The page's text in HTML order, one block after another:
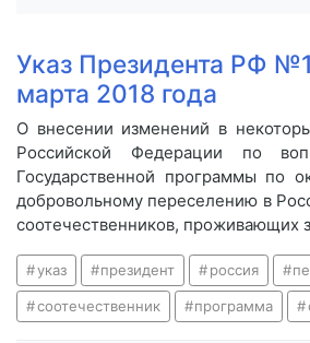
Указ Президента РФ
марта 2018 года
О внесении изменений в
Российской Федерации по
Государственной программы по
добровольному переселению в
соотечественников, проживающих
указ президент россия
соотечественник программа